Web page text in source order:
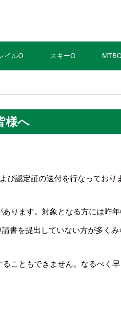
イルO スキーO MTBO
様へ
認定証の送付を行なっており
ります。対象となる方には昨
書を提出していない方が多くみ
こともできません。なるべく早